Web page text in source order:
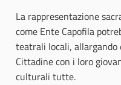
La rappresentazione
come Ente Capofila
teatrali locali, allargando
Cittadine con i loro
culturali tutte.